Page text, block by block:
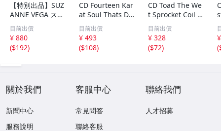
【特別出品】SUZ
ANNE VEGA スザ
ンヌ・ヴェガ 精
選集 100歌 音楽D
L(MP3CD)☆
目前出價
¥ 880
($192)
CD Fourteen Kar
at Soul Thats Do
o-Wapp Acappel
la PCCY00374 Ca
nyon Internatio
nal /00110
目前出價
¥ 493
($108)
CD Toad The We
t Sprocket Coil C
K67862 Columbi
a /00110
目前出價
¥ 328
($72)
(
關於我們
新聞中心
服務說明
客服中心
常見問答
聯絡客服
聯絡我們
人才招募